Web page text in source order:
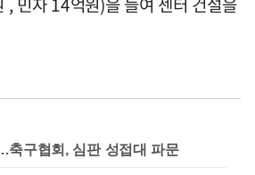
축구협회, 심판 성접대 파문